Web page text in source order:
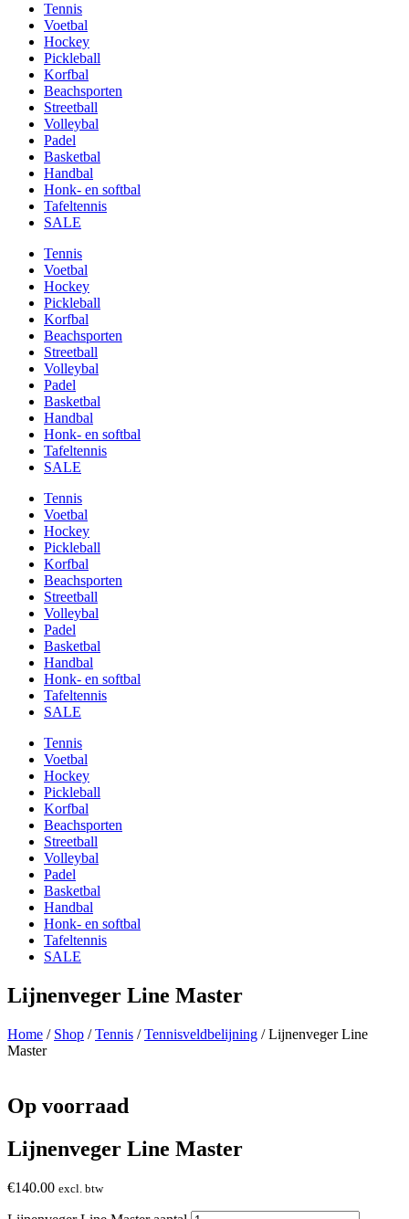
Tennis
Voetbal
Hockey
Pickleball
Korfbal
Beachsporten
Streetball
Volleybal
Padel
Basketbal
Handbal
Honk- en softbal
Tafeltennis
SALE
Tennis
Voetbal
Hockey
Pickleball
Korfbal
Beachsporten
Streetball
Volleybal
Padel
Basketbal
Handbal
Honk- en softbal
Tafeltennis
SALE
Tennis
Voetbal
Hockey
Pickleball
Korfbal
Beachsporten
Streetball
Volleybal
Padel
Basketbal
Handbal
Honk- en softbal
Tafeltennis
SALE
Tennis
Voetbal
Hockey
Pickleball
Korfbal
Beachsporten
Streetball
Volleybal
Padel
Basketbal
Handbal
Honk- en softbal
Tafeltennis
SALE
Lijnenveger Line Master
Home / Shop /Tennis /Tennisveldbelijning / Lijnenveger Line
Master
Op voorraad
Lijnenveger Line Master
€140.00 excl. btw